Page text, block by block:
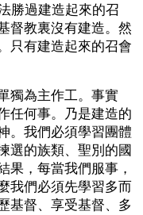
勝過建造起來的召
督教裏沒有建造。然
只有建造起來的召會
獨為主作工。事實
任何事。乃是建造的
。我們必須學習團體
選的族類、聖別的國
果，每當我們服事，
我們必須先學習多而
基督、享受基督、多